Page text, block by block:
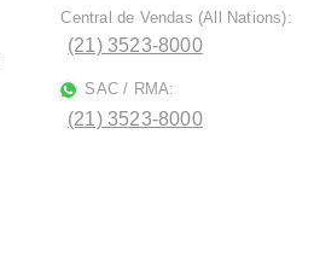
ﾠCentral de Vendas (All Nations):
(21) 3523-8000
SAC / RMA:
(21) 3523-8000